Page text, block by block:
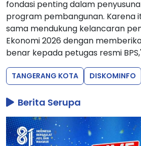
fondasi penting dalam
program pembangunan. Karena
sama mendukung kelancaran
Ekonomi 2026 dengan
benar kepada petugas resmi
TANGERANG KOTA DISKOMINFO
Berita Serupa